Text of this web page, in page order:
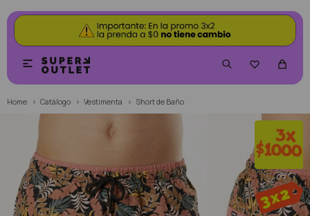


Home Catálogo Vestimenta Short de Baño